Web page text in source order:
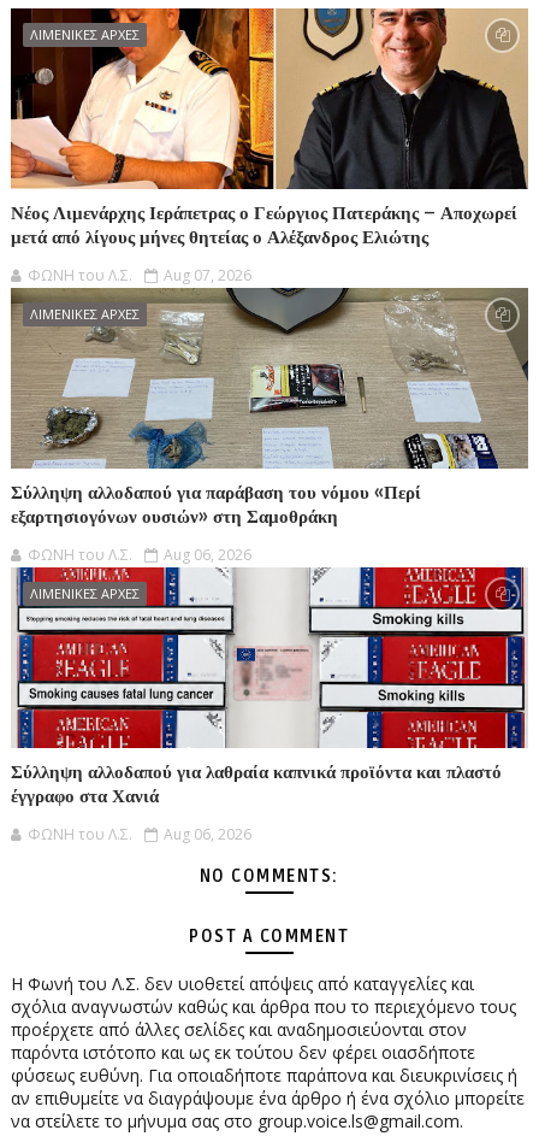
ΛΙΜΕΝΙΚΕΣ ΑΡΧΕΣ
Νέος Λιμενάρχης Ιεράπετρας ο Γεώργιος Πατεράκης – Αποχωρεί
μετά από λίγους μήνες θητείας ο Αλέξανδρος Ελιώτης
ΦΩΝΗ του Λ.Σ. Aug 07, 2026
ΛΙΜΕΝΙΚΕΣ ΑΡΧΕΣ
Σύλληψη αλλοδαπού για παράβαση του νόμου «Περί
εξαρτησιογόνων ουσιών» στη Σαμοθράκη
ΦΩΝΗ του Λ.Σ. Aug 06, 2026
ΛΙΜΕΝΙΚΕΣ ΑΡΧΕΣ
Σύλληψη αλλοδαπού για λαθραία καπνικά προϊόντα και πλαστό
έγγραφο στα Χανιά
ΦΩΝΗ του Λ.Σ. Aug 06, 2026
NO COMMENTS:
POST A COMMENT
Η Φωνή του Λ.Σ. δεν υιοθετεί απόψεις από καταγγελίες και
σχόλια αναγνωστών καθώς και άρθρα που το περιεχόμενο τους
προέρχετε από άλλες σελίδες και αναδημοσιεύονται στον
παρόντα ιστότοπο και ως εκ τούτου δεν φέρει οιασδήποτε
φύσεως ευθύνη. Για οποιαδήποτε παράπονα και διευκρινίσεις ή
αν επιθυμείτε να διαγράψουμε ένα άρθρο ή ένα σχόλιο μπορείτε
να στείλετε το μήνυμα σας στο group.voice.ls@gmail.com.